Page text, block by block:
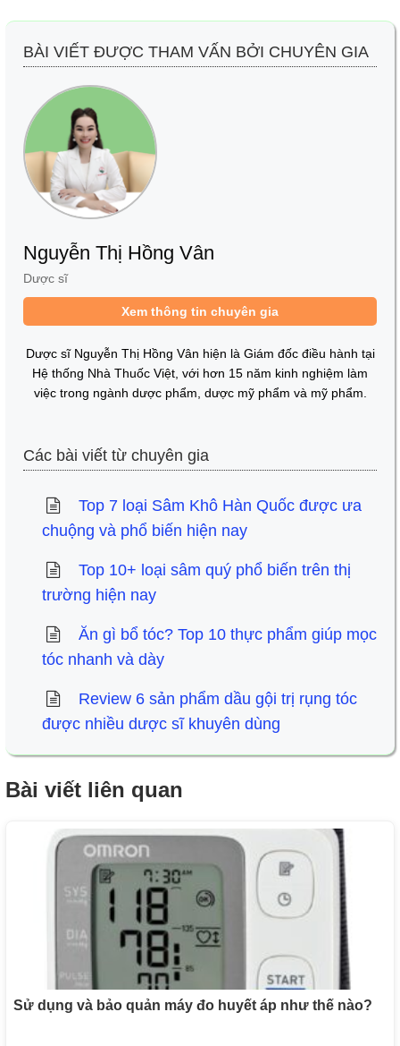
BÀI VIẾT ĐƯỢC THAM VẤN BỞI CHUYÊN GIA
Nguyễn Thị Hồng Vân
Dược sĩ
Xem thông tin chuyên gia
Dược sĩ Nguyễn Thị Hồng Vân hiện là Giám đốc điều hành tại
Hệ thống Nhà Thuốc Việt, với hơn 15 năm kinh nghiệm làm
việc trong ngành dược phẩm, dược mỹ phẩm và mỹ phẩm.
Các bài viết từ chuyên gia
Top 7 loại Sâm Khô Hàn Quốc được ưa
chuộng và phổ biến hiện nay
Top 10+ loại sâm quý phổ biến trên thị
trường hiện nay
Ăn gì bổ tóc? Top 10 thực phẩm giúp mọc
tóc nhanh và dày
Review 6 sản phẩm dầu gội trị rụng tóc
được nhiều dược sĩ khuyên dùng
Bài viết liên quan
Sử dụng và bảo quản máy đo huyết áp như thế nào?